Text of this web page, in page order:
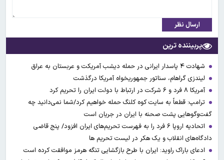
ارسال نظر
پربیننده ترین
شهادت ۴ پاسدار ایرانی در حمله دیشب آمریکت و عربستان به عراق
لیندزی گراهام، سناتور جمهوریخواه آمریکا درگذشت
آمریکا ۸ فرد و ۶ شرکت در ارتباط با دولت ایران را تحریم کرد
ترامپ: قطعاً به سایت کوه کلنگ حمله خواهیم کرد/شما نمی‌دانید چه
گفت‌وگوهایی پشت صحنه با ایران در جریان است
اتحادیه اروپا ۶ فرد را به فهرست تحریم‌های ایران افزود/ پنج قاضی
دادگاه‌های انقلاب و یک هکر در لیست تحریم ها
ادعای باراک راوید: ایران با طرح بازگشایی تنگه هرمز موافقت کرده است